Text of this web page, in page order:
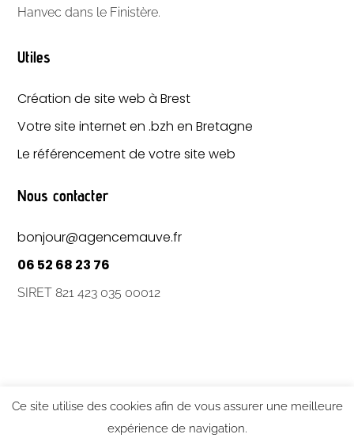
Hanvec dans le Finistère.
Utiles
Création de site web à Brest
Votre site internet en .bzh en Bretagne
Le référencement de votre site web
Nous contacter
bonjour@agencemauve.fr
06 52 68 23 76
SIRET 821 423 035 00012
Ce site utilise des cookies afin de vous assurer une meilleure
expérience de navigation.